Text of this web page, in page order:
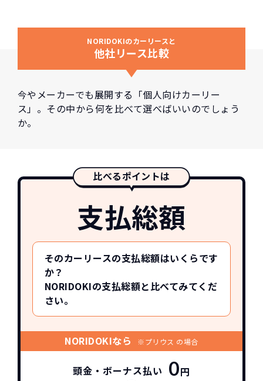
NORIDOKIのカーリースと
他社リース比較
今やメーカーでも展開する「個人向けカーリー
ス」。その中から何を比べて選べばいいのでしょう
か。
比べるポイントは
支払総額
そのカーリースの支払総額はいくらです
か？
NORIDOKIの支払総額と比べてみてくだ
さい。
NORIDOKIなら ※プリウス の場合
頭金・ボーナス払い 0円